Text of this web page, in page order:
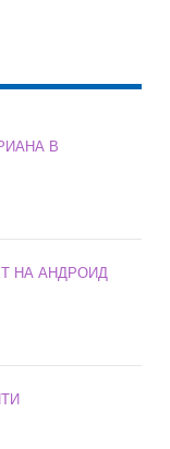
В
НА АНДРОИД